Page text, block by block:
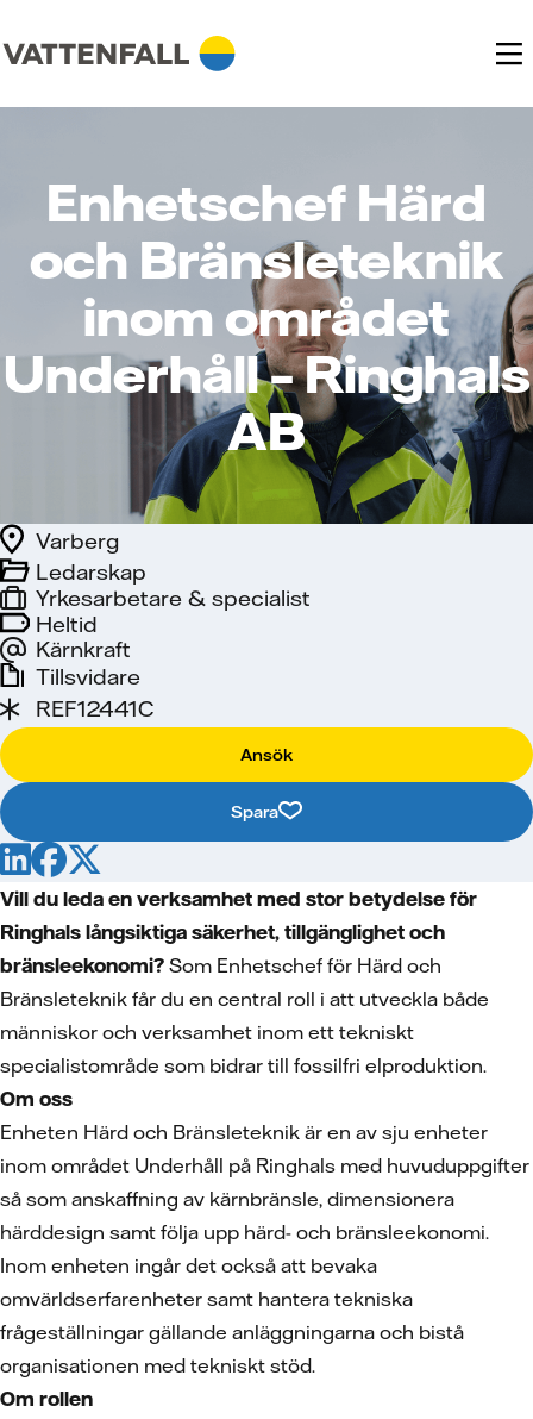
Enhetschef Härd
och Bränsleteknik
inom området
Underhåll – Ringhals
AB
Heltid
Kärnkraft
Ledarskap
Varberg
Yrkesarbetare & specialist
Tillsvidare
REF12441C
Ansök
Spara
Vill du leda en verksamhet med stor betydelse för
Ringhals långsiktiga säkerhet, tillgänglighet och
bränsleekonomi? Som Enhetschef för Härd och
Bränsleteknik får du en central roll i att utveckla både
människor och verksamhet inom ett tekniskt
specialistområde som bidrar till fossilfri elproduktion.
Om oss
Enheten Härd och Bränsleteknik är en av sju enheter
inom området Underhåll på Ringhals med huvuduppgifter
så som anskaffning av kärnbränsle, dimensionera
härddesign samt följa upp härd- och bränsleekonomi.
Inom enheten ingår det också att bevaka
omvärldserfarenheter samt hantera tekniska
frågeställningar gällande anläggningarna och bistå
organisationen med tekniskt stöd.
Om rollen